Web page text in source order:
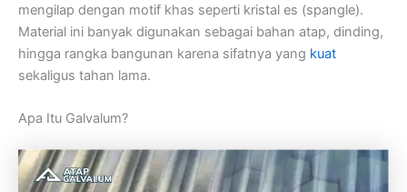
mengilap dengan motif khas seperti kristal es (spangle).
Material ini banyak digunakan sebagai bahan atap, dinding,
hingga rangka bangunan karena sifatnya yang kuat
sekaligus tahan lama.
Apa Itu Galvalum?